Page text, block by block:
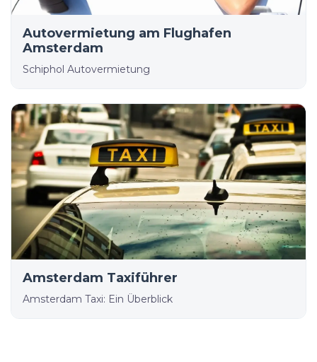
Autovermietung am Flughafen
Amsterdam
Schiphol Autovermietung
Amsterdam Taxiführer
Amsterdam Taxi: Ein Überblick